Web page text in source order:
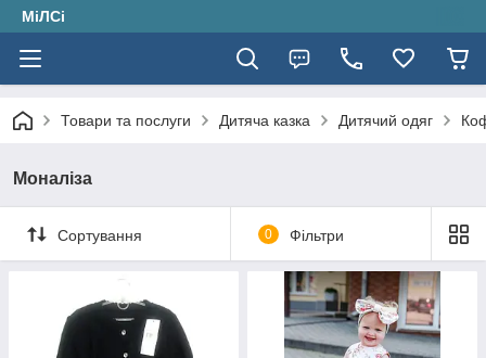
МіЛСі
Товари та послуги Дитяча казка Дитячий одяг
Моналіза
Сортування 0 Фільтри